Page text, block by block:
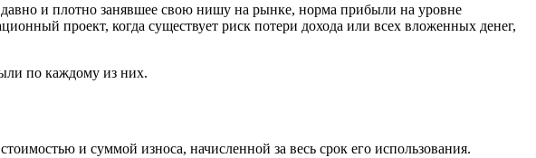
давно и плотно занявшее свою нишу на рынке, норма прибыли на уровне
проект, когда существует риск потери дохода или всех вложенных денег,
по каждому из них.
и суммой износа, начисленной за весь срок его использования.